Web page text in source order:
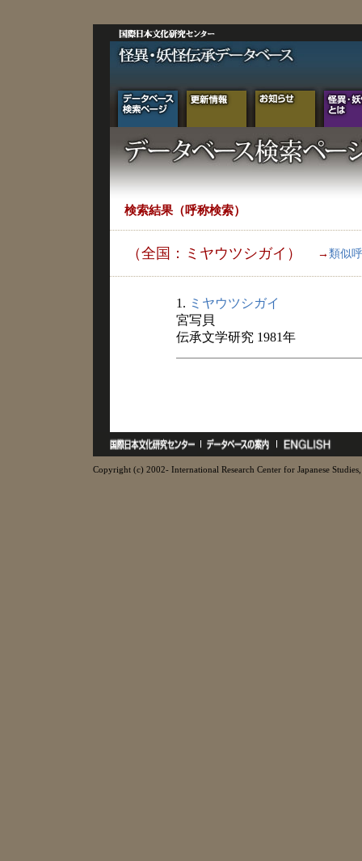
検索結果（呼称検索）
（全国：ミヤウツシガイ） → 類似
1. ミヤウツシガイ
宮写貝
伝承文学研究 1981年
Copyright (c) 2002- International Research Center for Japanese